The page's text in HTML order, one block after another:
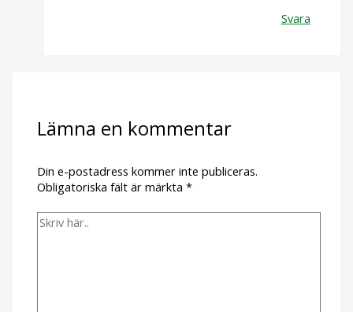
Svara
Lämna en kommentar
Din e-postadress kommer inte publiceras.
Obligatoriska fält är märkta*
Skriv